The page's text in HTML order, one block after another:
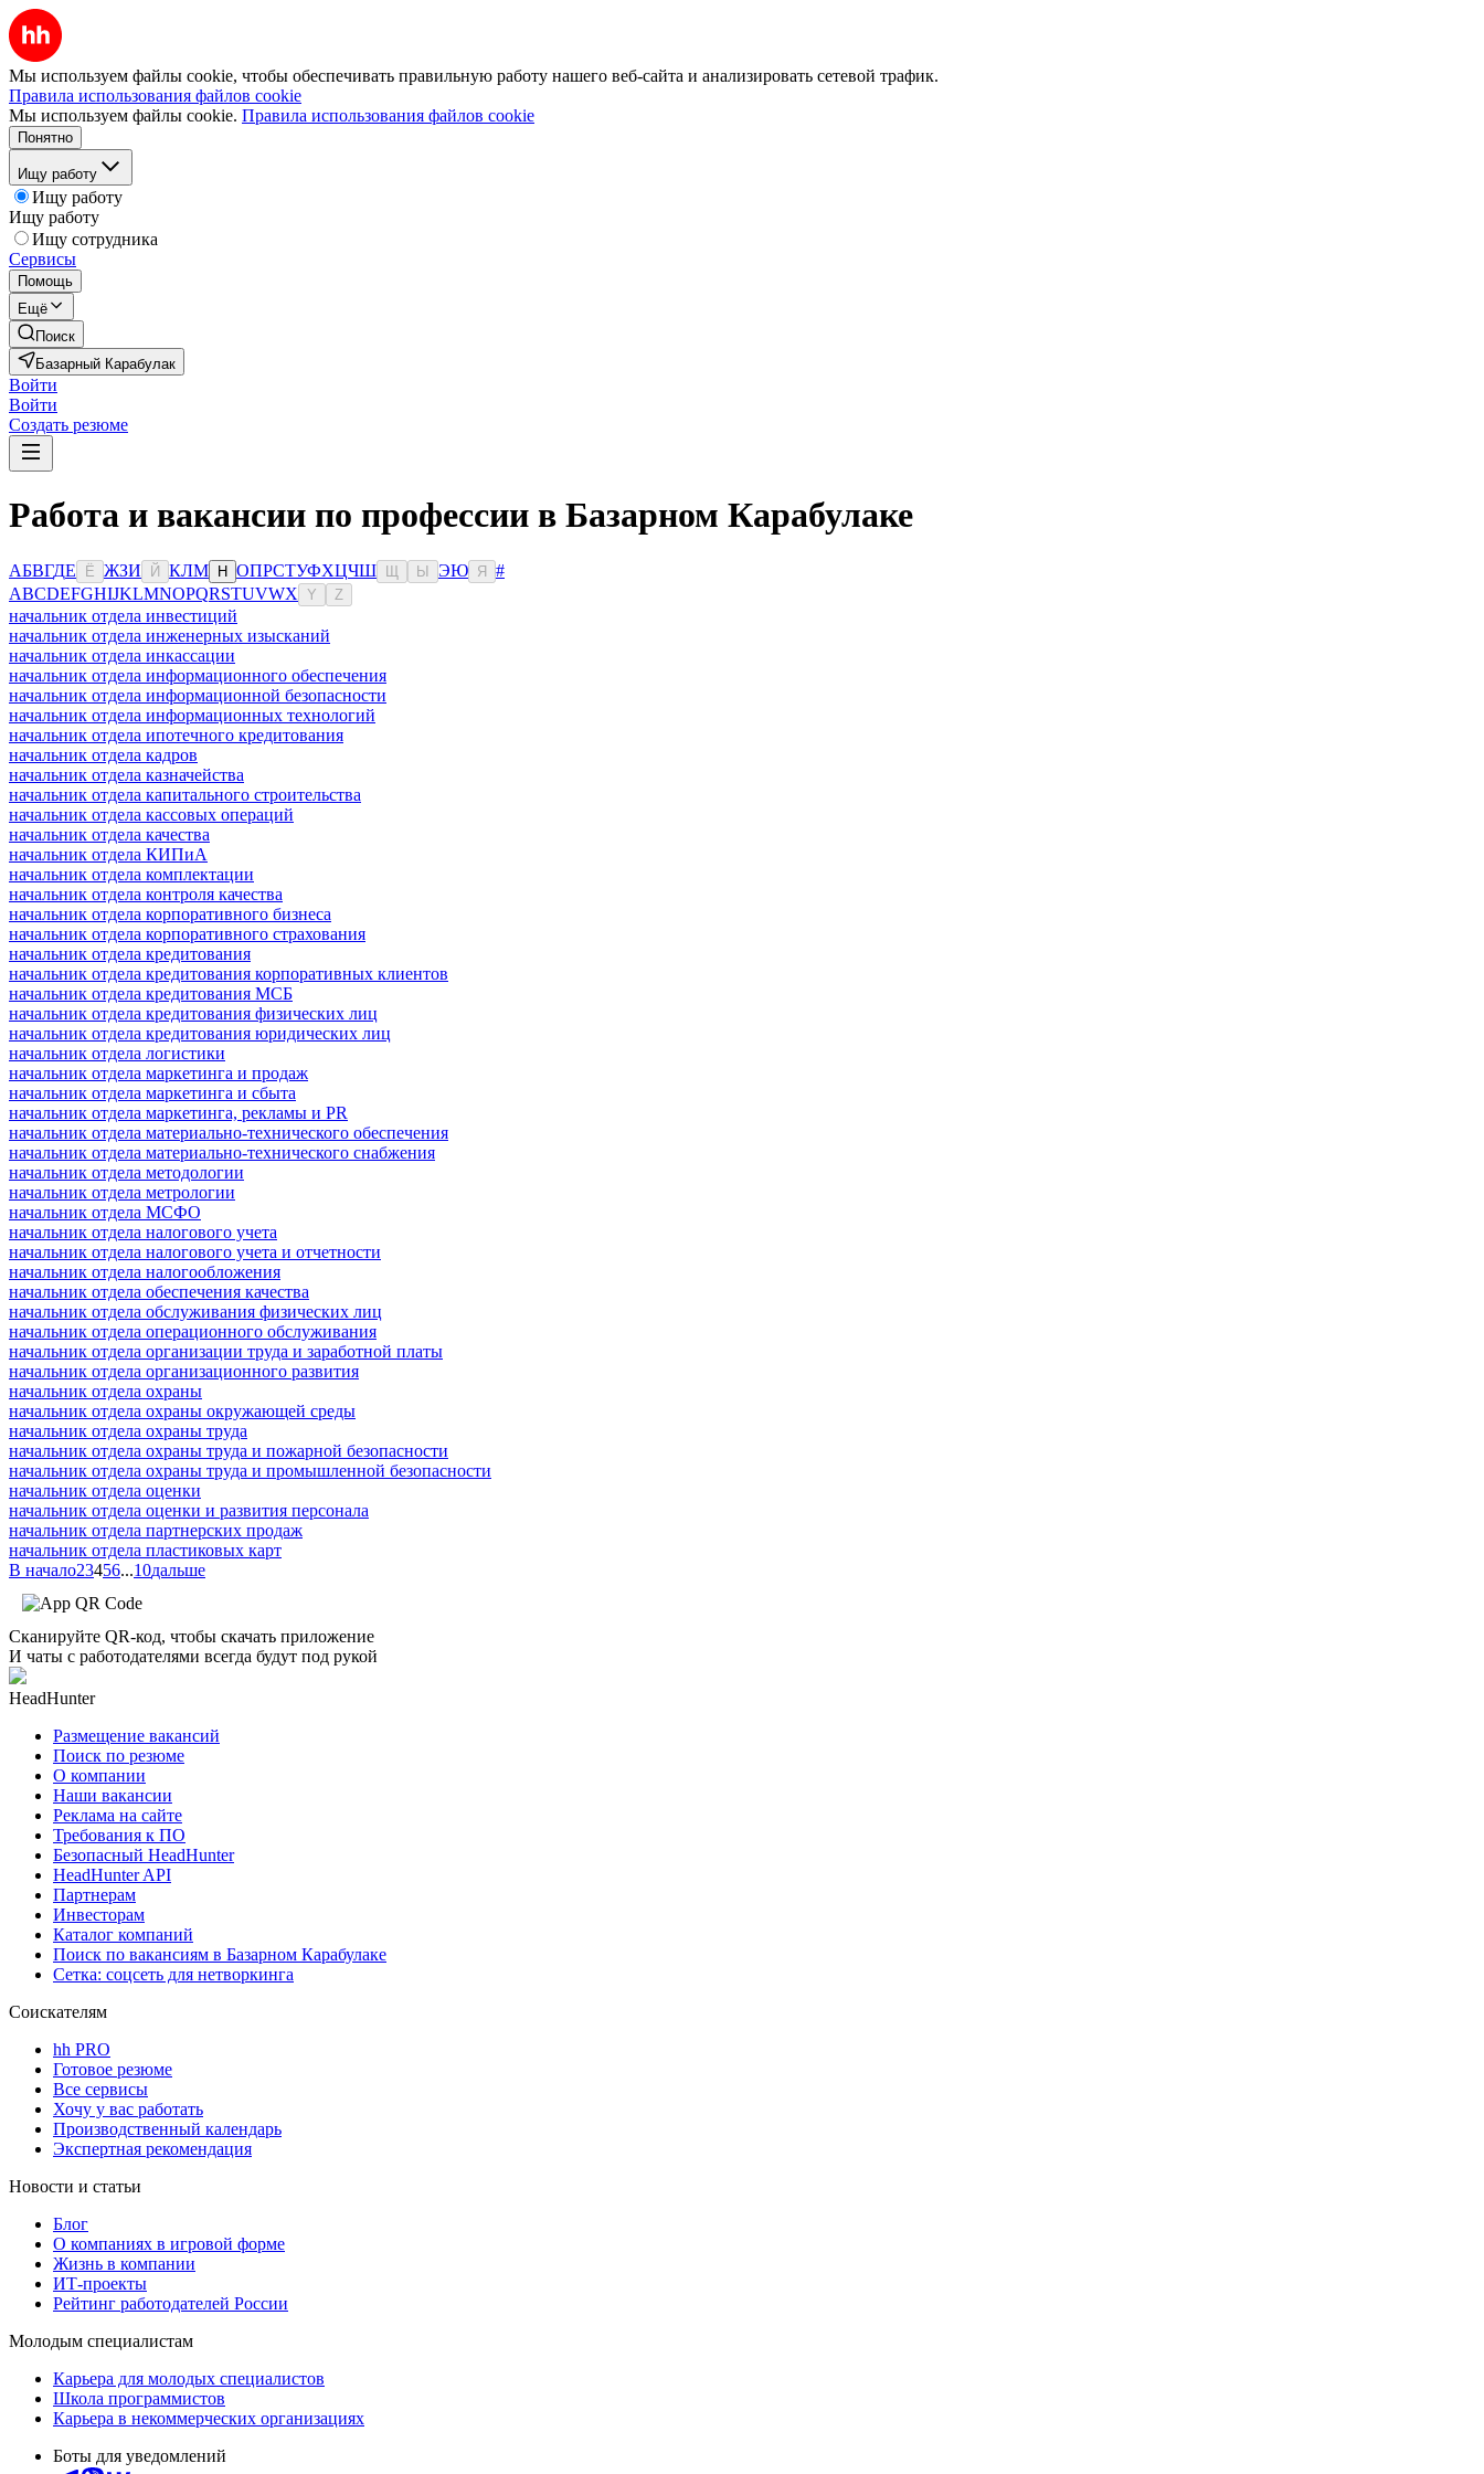
Мы используем файлы cookie, чтобы обеспечивать правильную работу нашего веб-сайта и анализировать сетевой трафик.
Правила использования файлов cookie
Мы используем файлы cookie. Правила использования файлов cookie
Понятно
Ищу работу
Ищу работу
Ищу работу
Ищу сотрудника
Сервисы
Помощь
Ещё
Поиск
Базарный Карабулак
Войти
Войти
Создать резюме
Работа и вакансии по профессии в Базарном Карабулаке
АБВГДЕ Ё ЖЗИ Й КЛМ Н ОПРСТУФХЦЧШ Ы ЭЮ Я
#
ABCDEFGHIJKLMNOPQRSTUVWX Y Z
начальник отдела инвестиций
начальник отдела инженерных изысканий
начальник отдела инкассации
начальник отдела информационного обеспечения
начальник отдела информационной безопасности
начальник отдела информационных технологий
начальник отдела ипотечного кредитования
начальник отдела кадров
начальник отдела казначейства
начальник отдела капитального строительства
начальник отдела кассовых операций
начальник отдела качества
начальник отдела КИПиА
начальник отдела комплектации
начальник отдела контроля качества
начальник отдела корпоративного бизнеса
начальник отдела корпоративного страхования
начальник отдела кредитования
начальник отдела кредитования корпоративных клиентов
начальник отдела кредитования МСБ
начальник отдела кредитования физических лиц
начальник отдела кредитования юридических лиц
начальник отдела логистики
начальник отдела маркетинга и продаж
начальник отдела маркетинга и сбыта
начальник отдела маркетинга, рекламы и PR
начальник отдела материально-технического обеспечения
начальник отдела материально-технического снабжения
начальник отдела методологии
начальник отдела метрологии
начальник отдела МСФО
начальник отдела налогового учета
начальник отдела налогового учета и отчетности
начальник отдела налогообложения
начальник отдела обеспечения качества
начальник отдела обслуживания физических лиц
начальник отдела операционного обслуживания
начальник отдела организации труда и заработной платы
начальник отдела организационного развития
начальник отдела охраны
начальник отдела охраны окружающей среды
начальник отдела охраны труда
начальник отдела охраны труда и пожарной безопасности
начальник отдела охраны труда и промышленной безопасности
начальник отдела оценки
начальник отдела оценки и развития персонала
начальник отдела партнерских продаж
начальник отдела пластиковых карт
В начало23456...10дальше
Сканируйте QR-код, чтобы скачать приложение
И чаты с работодателями всегда будут под рукой
HeadHunter
Размещение вакансий
Поиск по резюме
О компании
Наши вакансии
Реклама на сайте
Требования к ПО
Безопасный HeadHunter
HeadHunter API
Партнерам
Инвесторам
Каталог компаний
Поиск по вакансиям в Базарном Карабулаке
Сетка: соцсеть для нетворкинга
Соискателям
hh PRO
Готовое резюме
Все сервисы
Хочу у вас работать
Производственный календарь
Экспертная рекомендация
Новости и статьи
Блог
О компаниях в игровой форме
Жизнь в компании
ИТ-проекты
Рейтинг работодателей России
Молодым специалистам
Карьера для молодых специалистов
Школа программистов
Карьера в некоммерческих организациях
Боты для уведомлений